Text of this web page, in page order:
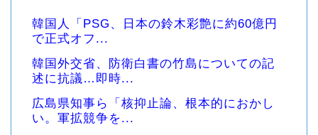
韓国人「PSG、日本の鈴木彩艶に約60億円
で正式オフ...
韓国外交省、防衛白書の竹島についての記
述に抗議…即時...
広島県知事ら「核抑止論、根本的におかし
い。軍拡競争を...